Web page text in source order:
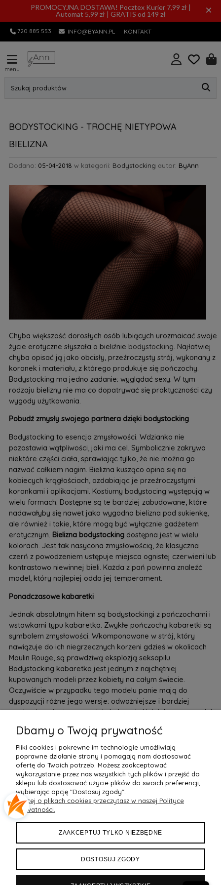
PROMOCYJNA DOSTAWA! Pocztex Kurier 7,99 zł |
Automat 5,99 zł | GRATIS od 149 zł
×
720 885 553 INFO@BYANN.PL KONTAKT
menu
Szukaj produktów
BODYSTOCKING - TROCHĘ NIETYPOWA
BIELIZNA
Dodano: 05-04-2018 w kategorii: Bodystocking autor: ByAnn
Chyba większość dorosłych osób lubiących urozmaicać swoje
życie erotyczne słyszała o bieliźnie bodystocking . Najłatwiej
chyba opisać ją jako obcisły, przeźroczysty strój, wykonany z
koronek i materiału, z którego produkuje się pończochy.
Bodystocking ma jedno zadanie: wyglądać sexy. W tym
rodzaju bielizny nie ma co dopatrywać się praktyczności czy
wygody użytkowania.
Pobudź zmysły swojego partnera dzięki bodystocking
Bodystocking to esencja zmysłowości. Wdzianko nie
pozostawia wątpliwości, jaki ma cel. Symbolicznie zakrywa
niektóre części ciała, sprawiając tylko, że nie można go
nazwać całkiem nagim. Bielizna kusząco opina się na
kobiecych krągłościach, ozdabiając je przeźroczystymi
koronkami i aplikacjami. Kostiumy bodystocing występują w
wielu formach. Dostępne są te bardziej zabudowane, które
nadawałyby się nawet jako wygodna bielizna pod sukienkę,
ale również i takie, które mogą być wyłącznie gadżetem
erotycznym. Bielizna bodystockingdostępna jest w wielu
kolorach. Jest tak nasycona zmysłowością, że klasyczna
czerń z powodzeniem ustępuje miejsca ognistej czerwieni lub
kontrastowo niewinnej bieli. Każda z pań powinna znaleźć
model, który najlepiej odda jej temperament.
Ponadczasowe kabaretki
Jednak absolutnym hitem są bodystockingi z pończochami i
wstawkami typu kabaretka. Zwykłe pończochy kabaretki są
symbolem zmysłowości. Wkomponowane w strój, który
nawiązuje do ich niegrzecznych korzeni gdzieś w okolicach
Moulin Rouge, są prawdziwą eksplozją seksapilu.
Bodystocking kabaretka jest jednym z najchętniej
kupowanych modeli przez kobiety na całym świecie.
Oczywiście w przypadku tego modelu panie mają do
dyspozycji różne jego wersje: odważniejsze i bardziej
pruderyjne, dostępne w wielu kolorach. Najciekawsze modele
Jeśli chodzi o sypialniany dresscode, bodystocking zawsze
powinien być noszony ze szpilkami. Taki strój jest absolutną
esencją erotyki.
POMOC
MOJE KONTO
PŁATNOŚCI I DOSTAWA
Dbamy o Twoją prywatność
Pliki cookies i pokrewne im technologie umożliwiają
poprawne działanie strony i pomagają nam dostosować
ofertę do Twoich potrzeb. Możesz zaakceptować
wykorzystanie przez nas wszystkich tych plików i przejść do
sklepu lub dostosować użycie plików do swoich preferencji,
wybierając opcję "Dostosuj zgody".
Więcej o plikach cookies przeczytasz w naszej Polityce
prywatności.
ZAAKCEPTUJ TYLKO NIEZBĘDNE
DOSTOSUJ ZGODY